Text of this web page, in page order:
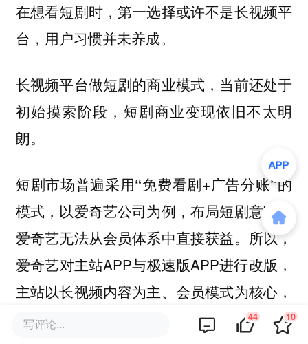
在想看短剧时，第一选择或许不是长视频平
台，用户习惯并未养成。
长视频平台做短剧的商业模式，当前还处于
初始摸索阶段，短剧商业变现依旧不太明
朗。
短剧市场普遍采用“免费看剧+广告分账”的
模式，以爱奇艺公司为例，布局短剧意味着
爱奇艺无法从会员体系中直接获益。 所以，
爱奇艺对主站APP与极速版APP进行改版，
主站以长视频内容为主、会员模式为核心，
微剧作为补充；极速版转型为以免费微剧和
写评论... 44 10